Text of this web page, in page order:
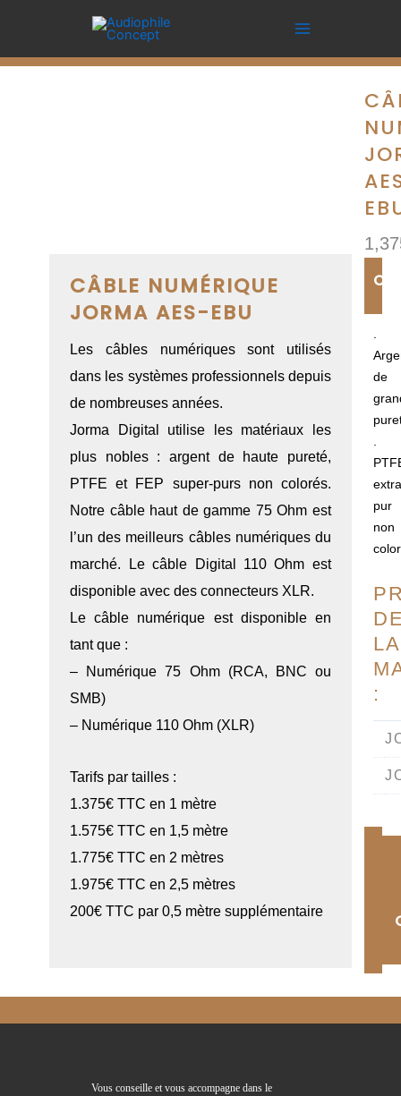
CÂBLE NUMÉRIQUE
JORMA AES-EBU
Les câbles numériques sont utilisés
dans les systèmes professionnels depuis
de nombreuses années.
Jorma Digital utilise les matériaux les
plus nobles : argent de haute pureté,
PTFE et FEP super-purs non colorés.
Notre câble haut de gamme 75 Ohm est
l’un des meilleurs câbles numériques du
marché. Le câble Digital 110 Ohm est
disponible avec des connecteurs XLR.
Le câble numérique est disponible en
tant que :
– Numérique 75 Ohm (RCA, BNC ou
SMB)
– Numérique 110 Ohm (XLR)
Tarifs par tailles :
1.375€ TTC en 1 mètre
1.575€ TTC en 1,5 mètre
1.775€ TTC en 2 mètres
1.975€ TTC en 2,5 mètres
200€ TTC par 0,5 mètre supplémentaire
.
de
.
extra
pur
non
LA
:
Vous conseille et vous accompagne dans le
numérique
AES-